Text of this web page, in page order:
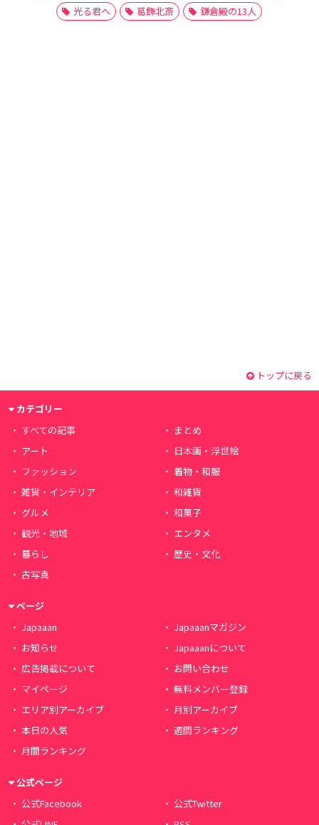
光る君へ
葛飾北斎 鎌倉殿の13人
トップに戻る
カテゴリー
すべての記事
まとめ
アート
日本画・浮世絵
ファッション
着物・和服
雑貨・インテリア
和雑貨
グルメ
和菓子
観光・地域
エンタメ
暮らし
歴史・文化
古写真
ページ
Japaaan
Japaaanマガジン
お知らせ
Japaaanについて
広告掲載について
お問い合わせ
マイページ
無料メンバー登録
エリア別アーカイブ
月別アーカイブ
本日の人気
週間ランキング
月間ランキング
公式ページ
公式Facebook
公式Twitter